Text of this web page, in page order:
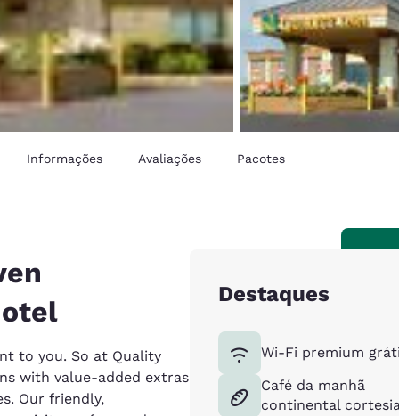
India New Zealand
English
Informações Avaliações Pacotes
to you. So at Quality
with value-added extras
Our friendly,
Destaques
Wi-Fi premium
Café da manhã
continental